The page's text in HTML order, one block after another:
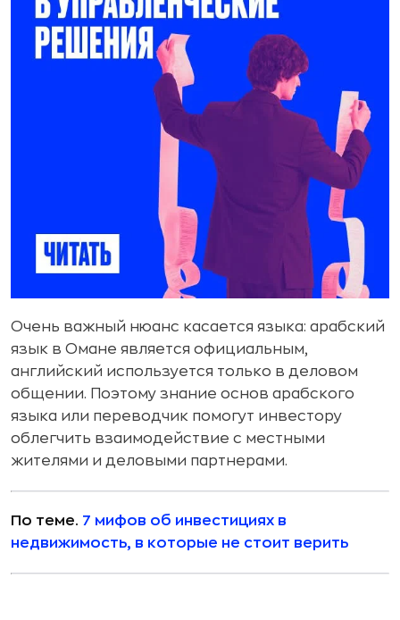
Очень важный нюанс касается языка: арабский
язык в Омане является официальным,
английский используется только в деловом
общении. Поэтому знание основ арабского
языка или переводчик помогут инвестору
облегчить взаимодействие с местными
жителями и деловыми партнерами.
По теме. 7 мифов об инвестициях в
недвижимость, в которые не стоит верить